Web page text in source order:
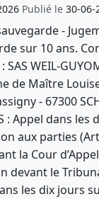
Publié le 30-06-
-
sur 10 ans.
WEIL-
de Maître
- 67300
: Appel dans les
aux parties
la Cour
devant le
les dix jours